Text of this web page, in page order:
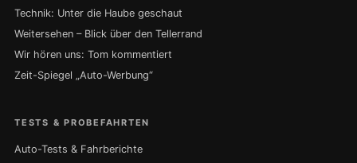
Technik: Unter die Haube geschaut
Weitersehen – Blick über den Tellerrand
Wir hören uns: Tom kommentiert
Zeit-Spiegel „Auto-Werbung“
TESTS & PROBEFAHRTEN
Auto-Tests & Fahrberichte